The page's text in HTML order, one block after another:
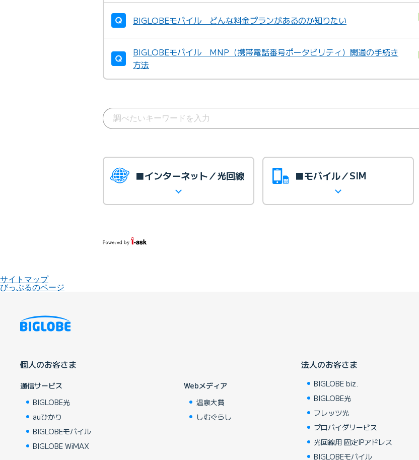
BIGLOBEモバイル どんな料金プランがあるのか知りたい
BIGLOBEモバイル MNP（携帯電話番号ポータビリティ）開通の手続き
方法
■インターネット／光回線 ■モバイル／SIM
サイトマップ
びっぷるのページ
個人のお客さま
通信サービス
BIGLOBE光
auひかり
BIGLOBEモバイル
BIGLOBE WiMAX
Webメディア
温泉大賞
しむぐらし
法人のお客さま
BIGLOBE biz.
BIGLOBE光
フレッツ光
プロバイダサービス
光回線用 固定IPアドレス
BIGLOBEモバイル